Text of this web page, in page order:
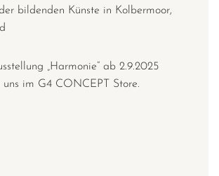
bildenden Künste in Kolbermoor,
„Harmonie“ ab 2.9.2025
uns im G4 CONCEPT Store.